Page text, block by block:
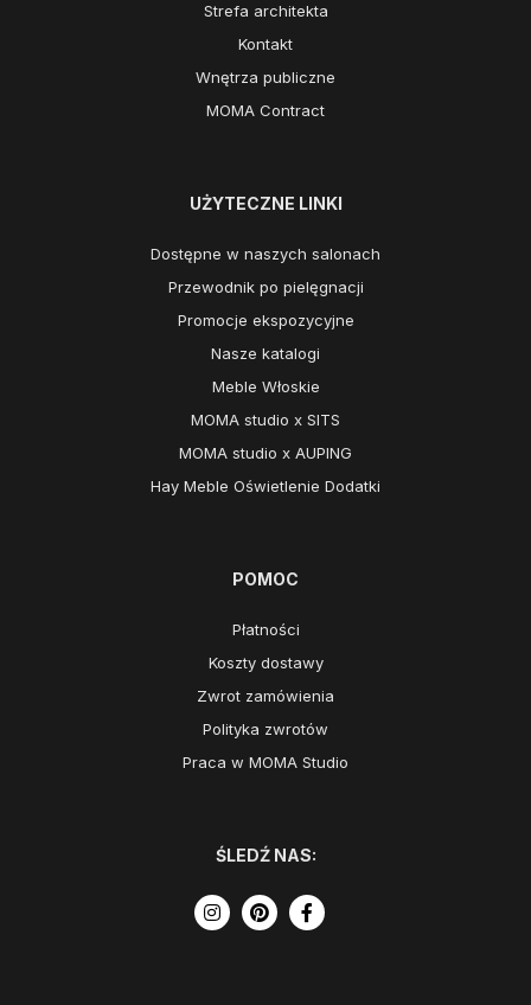
Strefa architekta
Kontakt
Wnętrza publiczne
MOMA Contract
UŻYTECZNE LINKI
Dostępne w naszych salonach
Przewodnik po pielęgnacji
Promocje ekspozycyjne
Nasze katalogi
Meble Włoskie
MOMA studio x SITS
MOMA studio x AUPING
Hay Meble Oświetlenie Dodatki
POMOC
Płatności
Koszty dostawy
Zwrot zamówienia
Polityka zwrotów
Praca w MOMA Studio
ŚLEDŹ NAS: